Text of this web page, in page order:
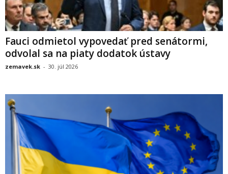
Fauci odmietol vypovedať pred senátormi,
odvolal sa na piaty dodatok ústavy
zemavek.sk - 30. júl 2026